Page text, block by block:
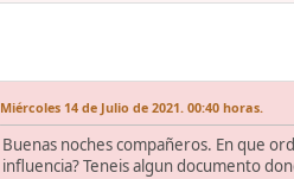
Miércoles 14 de Julio de 2021. 00:40 horas.
Buenas noches compañeros. En que
influencia? Teneis algun documento